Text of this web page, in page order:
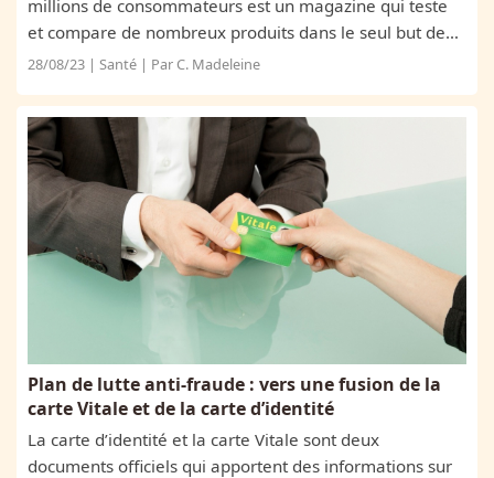
millions de consommateurs est un magazine qui teste
et compare de nombreux produits dans le seul but de
protéger les consommateurs. En portant leur analyse
28/08/23 | Santé | Par C. Madeleine
Plan de lutte anti-fraude : vers une fusion de la
carte Vitale et de la carte d’identité
La carte d’identité et la carte Vitale sont deux
documents officiels qui apportent des informations sur